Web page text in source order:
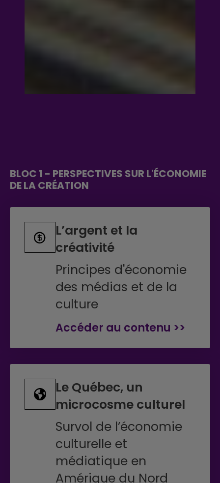
BLOC 1 - PERSPECTIVES SUR L'ÉCONOMIE
DE LA CRÉATION
L’argent et la
créativité
Principes d'économie
des médias et de la
culture
Accéder au contenu >>
Le Québec, un
microcosme culturel
Survol de l’économie
culturelle et
médiatique en
Amérique du Nord